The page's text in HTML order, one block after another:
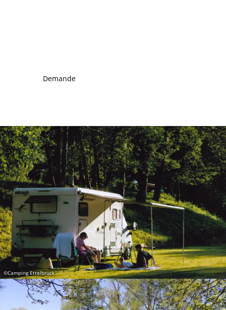
Demande
©Camping Ettelbruck